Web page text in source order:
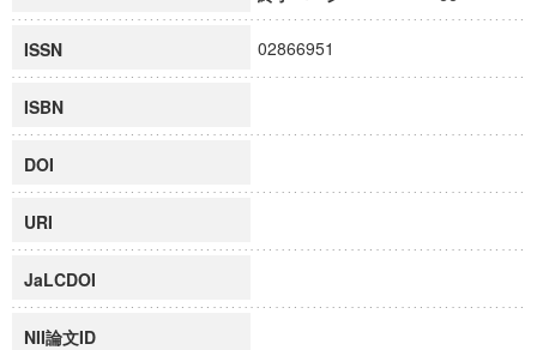
ISSN 02866951
ISBN
DOI
URI
JaLCDOI
NII論文ID